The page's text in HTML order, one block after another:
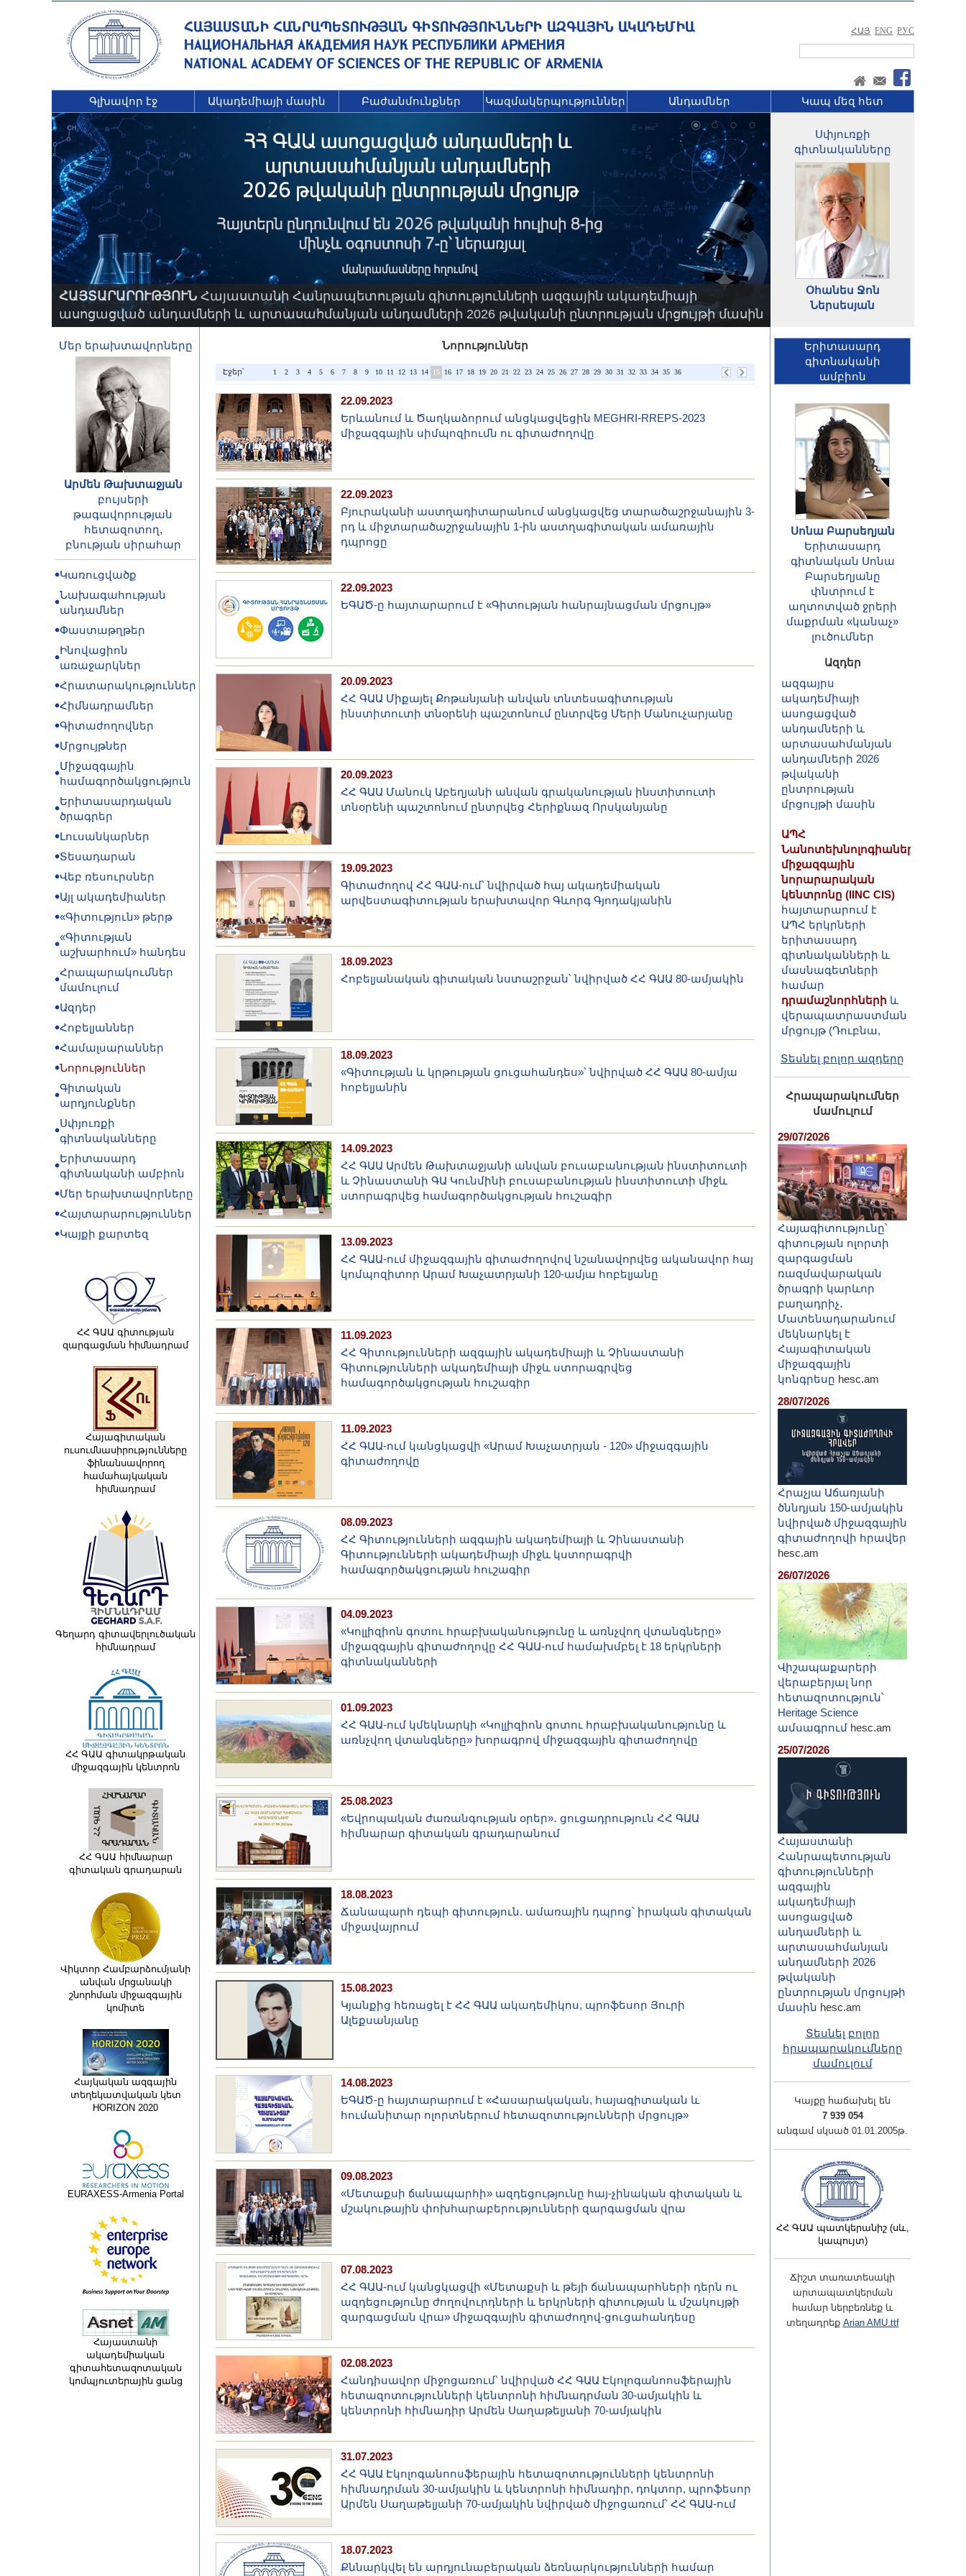
ՀԱՅ ENG РУС
Գլխավոր էջ Ակադեմիայի մասին Բաժանմունքներ Կազմակերպություններ Անդամներ Կապ մեզ հետ
ՀԱՅՏԱՐԱՐՈՒԹՅՈՒՆ Հայաստանի Հանրապետության գիտությունների ազգային ակադեմիայի
ասոցացված անդամների և արտասահմանյան անդամների 2026 թվականի ընտրության մրցույթի մասին
Սփյուռքի
գիտնականները
Օհանես Ջոն
Ներսեսյան
Մեր երախտավորները
Արմեն Թախտաջյան
բույսերի
թագավորության
հետազոտող,
բնության սիրահար
Կառուցվածք
Նախագահության
անդամներ
Փաստաթղթեր
Ինովացիոն
առաջարկներ
Հրատարակություններ
Հիմնադրամներ
Գիտաժողովներ
Մրցույթներ
Միջազգային
համագործակցություն
Երիտասարդական
ծրագրեր
Լուսանկարներ
Տեսադարան
Վեբ ռեսուրսներ
Այլ ակադեմիաներ
«Գիտություն» թերթ
«Գիտության
աշխարհում» հանդես
Հրապարակումներ
մամուլում
Ազդեր
Հոբելյաններ
Համալսարաններ
Նորություններ
Գիտական
արդյունքներ
Սփյուռքի
գիտնականները
Երիտասարդ
գիտնականի ամբիոն
Մեր երախտավորները
Հայտարարություններ
Կայքի քարտեզ
ՀՀ ԳԱԱ գիտության
զարգացման հիմնադրամ
Հայագիտական
ուսումնասիրությունները
ֆինանսավորող
համահայկական
հիմնադրամ
Գեղարդ գիտավերլուծական
հիմնադրամ
ՀՀ ԳԱԱ գիտակրթական
միջազգային կենտրոն
ՀՀ ԳԱԱ հիմնարար
գիտական գրադարան
Վիկտոր Համբարձումյանի
անվան մրցանակի
շնորհման միջազգային
կոմիտե
Հայկական ազգային
տեղեկատվական կետ
HORIZON 2020
EURAXESS-Armenia Portal
Հայաստանի
ակադեմիական
գիտահետազոտական
կոմպյուտերային ցանց
Նորություններ
Էջեր՝ 1 2 3 4 5 6 7 8 9 10 11 12 13 14 15 16 17 18 19 20 21 22 23 24 25 26 27 28 29 30 31 32 33 34 35 36
22.09.2023
Երևանում և Ծաղկաձորում անցկացվեցին MEGHRI-RREPS-2023
միջազգային սիմպոզիումն ու գիտաժողովը
22.09.2023
Բյուրականի աստղադիտարանում անցկացվեց տարածաշրջանային 3-
րդ և միջտարածաշրջանային 1-ին աստղագիտական ամառային
դպրոցը
22.09.2023
ԵԳԱԾ-ը հայտարարում է «Գիտության հանրայնացման մրցույթ»
20.09.2023
ՀՀ ԳԱԱ Միքայել Քոթանյանի անվան տնտեսագիտության
ինստիտուտի տնօրենի պաշտոնում ընտրվեց Մերի Մանուչարյանը
20.09.2023
ՀՀ ԳԱԱ Մանուկ Աբեղյանի անվան գրականության ինստիտուտի
տնօրենի պաշտոնում ընտրվեց Հերիքնազ Որսկանյանը
19.09.2023
Գիտաժողով ՀՀ ԳԱԱ-ում՝ նվիրված հայ ակադեմիական
արվեստագիտության երախտավոր Գևորգ Գյոդակյանին
18.09.2023
Հոբելյանական գիտական նստաշրջան՝ նվիրված ՀՀ ԳԱԱ 80-ամյակին
18.09.2023
«Գիտության և կրթության ցուցահանդես»՝ նվիրված ՀՀ ԳԱԱ 80-ամյա
հոբելյանին
14.09.2023
ՀՀ ԳԱԱ Արմեն Թախտաջյանի անվան բուսաբանության ինստիտուտի
և Չինաստանի ԳԱ Կունմինի բուսաբանության ինստիտուտի միջև
ստորագրվեց համագործակցության հուշագիր
13.09.2023
ՀՀ ԳԱԱ-ում միջազգային գիտաժողովով նշանավորվեց ականավոր հայ
կոմպոզիտոր Արամ Խաչատրյանի 120-ամյա հոբելյանը
11.09.2023
ՀՀ Գիտությունների ազգային ակադեմիայի և Չինաստանի
Գիտությունների ակադեմիայի միջև ստորագրվեց
համագործակցության հուշագիր
11.09.2023
ՀՀ ԳԱԱ-ում կանցկացվի «Արամ Խաչատրյան - 120» միջազգային
գիտաժողովը
08.09.2023
ՀՀ Գիտությունների ազգային ակադեմիայի և Չինաստանի
Գիտությունների ակադեմիայի միջև կստորագրվի
համագործակցության հուշագիր
04.09.2023
«Կոլլիզիոն գոտու հրաբխականությունը և առնչվող վտանգները»
միջազգային գիտաժողովը ՀՀ ԳԱԱ-ում համախմբել է 18 երկրների
գիտնականների
01.09.2023
ՀՀ ԳԱԱ-ում կմեկնարկի «Կոլլիզիոն գոտու հրաբխականությունը և
առնչվող վտանգները» խորագրով միջազգային գիտաժողովը
25.08.2023
«Եվրոպական ժառանգության օրեր»․ ցուցադրություն ՀՀ ԳԱԱ
հիմնարար գիտական գրադարանում
18.08.2023
Ճանապարհ դեպի գիտություն. ամառային դպրոց՝ իրական գիտական
միջավայրում
15.08.2023
Կյանքից հեռացել է ՀՀ ԳԱԱ ակադեմիկոս, պրոֆեսոր Յուրի
Ալեքսանյանը
14.08.2023
ԵԳԱԾ-ը հայտարարում է «Հասարակական, հայագիտական և
հումանիտար ոլորտներում հետազոտությունների մրցույթ»
09.08.2023
«Մետաքսի ճանապարհի» ազդեցությունը հայ-չինական գիտական և
մշակութային փոխհարաբերությունների զարգացման վրա
07.08.2023
ՀՀ ԳԱԱ-ում կանցկացվի «Մետաքսի և թեյի ճանապարհների դերն ու
ազդեցությունը ժողովուրդների և երկրների գիտության և մշակույթի
զարգացման վրա» միջազգային գիտաժողով-ցուցահանդեսը
02.08.2023
Հանդիսավոր միջոցառում՝ նվիրված ՀՀ ԳԱԱ Էկոլոգանոոսֆերային
հետազոտությունների կենտրոնի հիմնադրման 30-ամյակին և
կենտրոնի հիմնադիր Արմեն Սաղաթելյանի 70-ամյակին
31.07.2023
ՀՀ ԳԱԱ Էկոլոգանոոսֆերային հետազոտությունների կենտրոնի
հիմնադրման 30-ամյակին և կենտրոնի հիմնադիր, դոկտոր, պրոֆեսոր
Արմեն Սաղաթելյանի 70-ամյակին նվիրված միջոցառում՝ ՀՀ ԳԱԱ-ում
18.07.2023
Քննարկվել են արդյունաբերական ձեռնարկությունների համար
Երիտասարդ
գիտնականի
ամբիոն
Սոնա Բարսեղյան
Երիտասարդ
գիտնական Սոնա
Բարսեղյանը
փնտրում է
աղտոտված ջրերի
մաքրման «կանաչ»
լուծումներ
Ազդեր
ՀԱՅՏԱՐԱՐՈՒԹՅՈՒՆ
Հայաստանի
Հանրապետության
գիտությունների
ազգային
ակադեմիայի
ասոցացված
անդամների և
արտասահմանյան
անդամների 2026
թվականի
ընտրության
մրցույթի մասին
ԱՊՀ
միջազգային
նորարարական
կենտրոնը (IINC CIS)
հայտարարում է
ԱՊՀ երկրների
երիտասարդ
գիտնականների և
մասնագետների
համար
դրամաշնորհների
վերապատրաստման
մրցույթ (Դուբնա,
2026)
Տեսնել բոլոր ազդերը
Հրապարակումներ
մամուլում
29/07/2026
Հայագիտությունը՝
գիտության ոլորտի
զարգացման
ռազմավարական
ծրագրի կարևոր
բաղադրիչ․
Մատենադարանում
մեկնարկել է
Հայագիտական
միջազգային
կոնգրեսը hesc.am
28/07/2026
Հրաչյա Աճառյանի
ծննդյան 150-ամյակին
նվիրված միջազգային
գիտաժողովի հրավեր
hesc.am
26/07/2026
Վիշապաքարերի
վերաբերյալ նոր
հետազոտություն՝
Heritage Science
ամսագրում hesc.am
25/07/2026
Հայաստանի
Հանրապետության
գիտությունների
ազգային
ակադեմիայի
ասոցացված
անդամների և
արտասահմանյան
անդամների 2026
թվականի
ընտրության մրցույթի
մասին hesc.am
Տեսնել բոլոր
հրապարակումները
մամուլում
Կայքը հաճախել են
7 939 054
անգամ սկսած 01.01.2005թ.
ՀՀ ԳԱԱ պատկերանիշ (սև,
կապույտ)
Ճիշտ տառատեսակի
արտապատկերման
համար ներբեռնեք և
տեղադրեք Arian AMU.ttf